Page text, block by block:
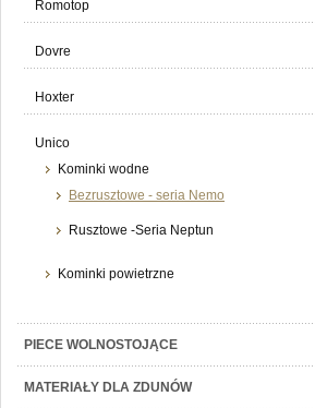
Romotop
Dovre
Hoxter
Unico
Kominki wodne
Bezrusztowe - seria Nemo
Rusztowe -Seria Neptun
Kominki powietrzne
PIECE WOLNOSTOJĄCE
MATERIAŁY DLA ZDUNÓW